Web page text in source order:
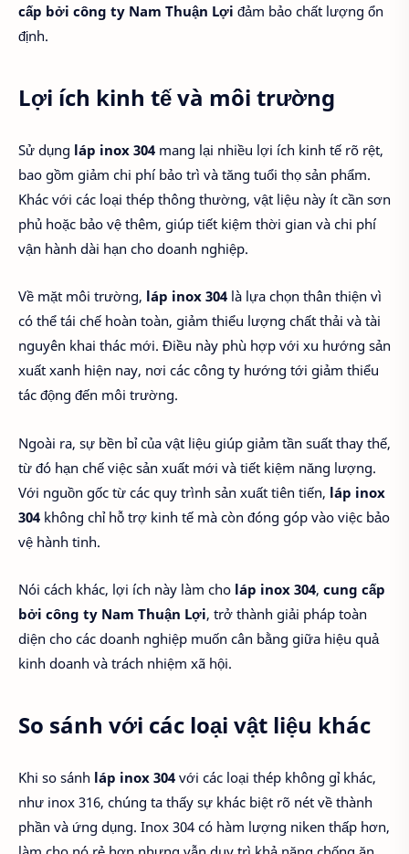
cấp bởi công ty Nam Thuận Lợi đảm bảo chất lượng ổn
định.
Lợi ích kinh tế và môi trường
Sử dụng láp inox 304 mang lại nhiều lợi ích kinh tế rõ rệt,
bao gồm giảm chi phí bảo trì và tăng tuổi thọ sản phẩm.
Khác với các loại thép thông thường, vật liệu này ít cần sơn
phủ hoặc bảo vệ thêm, giúp tiết kiệm thời gian và chi phí
vận hành dài hạn cho doanh nghiệp.
Về mặt môi trường, láp inox 304 là lựa chọn thân thiện vì
có thể tái chế hoàn toàn, giảm thiểu lượng chất thải và tài
nguyên khai thác mới. Điều này phù hợp với xu hướng sản
xuất xanh hiện nay, nơi các công ty hướng tới giảm thiểu
tác động đến môi trường.
Ngoài ra, sự bền bỉ của vật liệu giúp giảm tần suất thay thế,
từ đó hạn chế việc sản xuất mới và tiết kiệm năng lượng.
Với nguồn gốc từ các quy trình sản xuất tiên tiến, láp inox
304 không chỉ hỗ trợ kinh tế mà còn đóng góp vào việc bảo
vệ hành tinh.
Nói cách khác, lợi ích này làm cho láp inox 304, cung cấp
bởi công ty Nam Thuận Lợi, trở thành giải pháp toàn
diện cho các doanh nghiệp muốn cân bằng giữa hiệu quả
kinh doanh và trách nhiệm xã hội.
So sánh với các loại vật liệu khác
Khi so sánh láp inox 304 với các loại thép không gỉ khác,
như inox 316, chúng ta thấy sự khác biệt rõ nét về thành
phần và ứng dụng. Inox 304 có hàm lượng niken thấp hơn,